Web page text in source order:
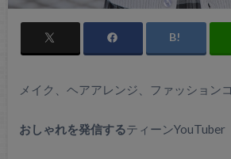
メイク、ヘアアレンジ、ファッション
おしゃれを発信するティーンYouTuber